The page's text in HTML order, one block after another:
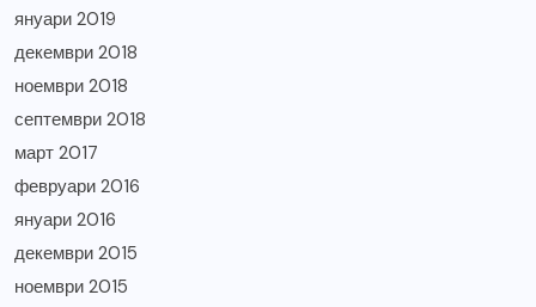
януари 2019
декември 2018
ноември 2018
септември 2018
март 2017
февруари 2016
януари 2016
декември 2015
ноември 2015